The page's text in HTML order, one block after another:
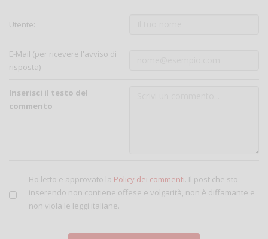
Utente:
E-Mail (per ricevere l'avviso di
risposta)
Inserisci il testo del
commento
Ho letto e approvato la Policy dei commenti . Il post che sto
inserendo non contiene offese e volgarità, non è diffamante e
non viola le leggi italiane.